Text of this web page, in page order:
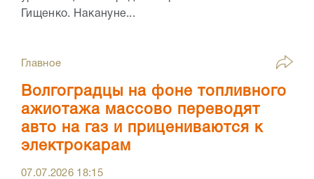
Гищенко. Накануне...
Главное
Волгоградцы на фоне топливного
ажиотажа массово переводят
авто на газ и прицениваются к
электрокарам
07.07.2026 18:15